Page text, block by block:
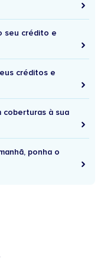
seu crédito e
créditos e
coberturas à sua
ponha o